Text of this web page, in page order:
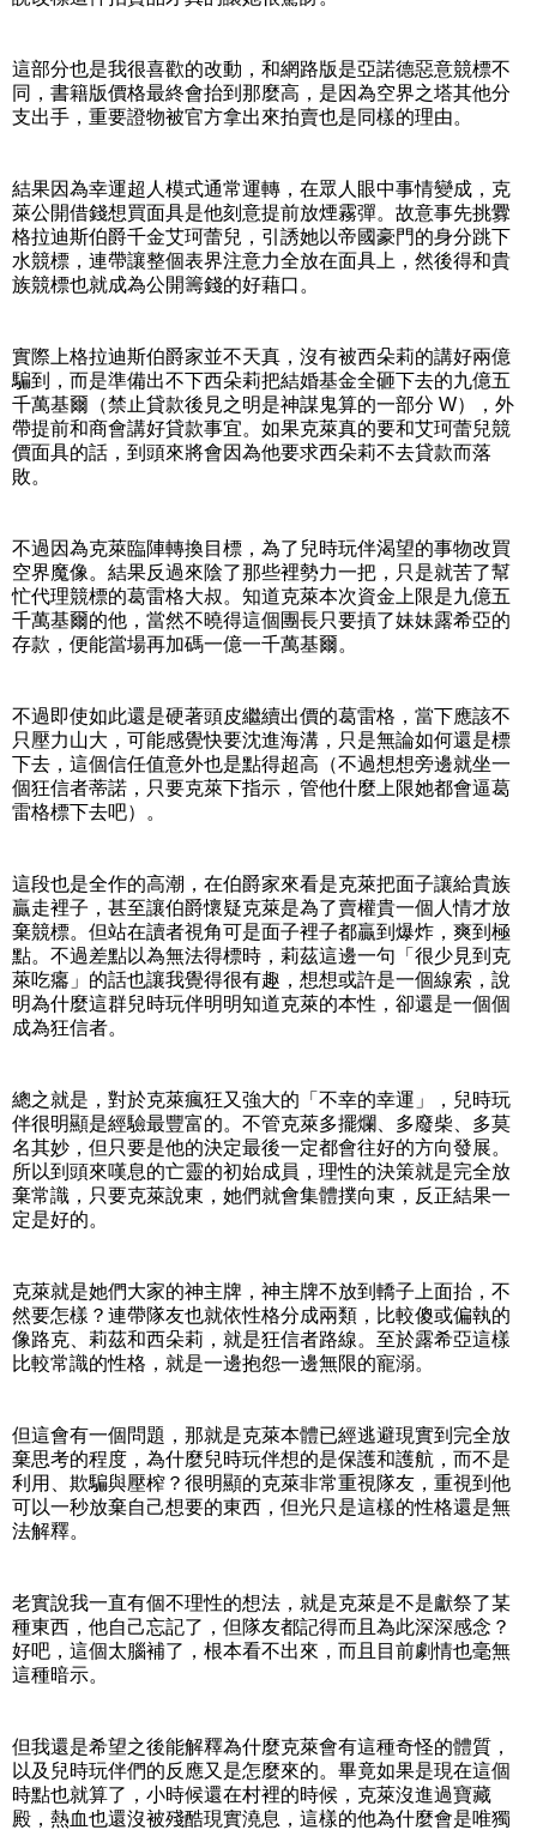
這部分也是我很喜歡的改動，和網路版是亞諾德惡意競標不
同，書籍版價格最終會抬到那麼高，是因為空界之塔其他分
支出手，重要證物被官方拿出來拍賣也是同樣的理由。
結果因為幸運超人模式通常運轉，在眾人眼中事情變成，克
萊公開借錢想買面具是他刻意提前放煙霧彈。故意事先挑釁
格拉迪斯伯爵千金艾珂蕾兒，引誘她以帝國豪門的身分跳下
水競標，連帶讓整個表界注意力全放在面具上，然後得和貴
族競標也就成為公開籌錢的好藉口。
實際上格拉迪斯伯爵家並不天真，沒有被西朵莉的講好兩億
騙到，而是準備出不下西朵莉把結婚基金全砸下去的九億五
千萬基爾（禁止貸款後見之明是神謀鬼算的一部分 W），外
帶提前和商會講好貸款事宜。如果克萊真的要和艾珂蕾兒競
價面具的話，到頭來將會因為他要求西朵莉不去貸款而落
敗。
不過因為克萊臨陣轉換目標，為了兒時玩伴渴望的事物改買
空界魔像。結果反過來陰了那些裡勢力一把，只是就苦了幫
忙代理競標的葛雷格大叔。知道克萊本次資金上限是九億五
千萬基爾的他，當然不曉得這個團長只要摃了妹妹露希亞的
存款，便能當場再加碼一億一千萬基爾。
不過即使如此還是硬著頭皮繼續出價的葛雷格，當下應該不
只壓力山大，可能感覺快要沈進海溝，只是無論如何還是標
下去，這個信任值意外也是點得超高（不過想想旁邊就坐一
個狂信者蒂諾，只要克萊下指示，管他什麼上限她都會逼葛
雷格標下去吧）。
這段也是全作的高潮，在伯爵家來看是克萊把面子讓給貴族
贏走裡子，甚至讓伯爵懷疑克萊是為了賣權貴一個人情才放
棄競標。但站在讀者視角可是面子裡子都贏到爆炸，爽到極
點。不過差點以為無法得標時，莉茲這邊一句「很少見到克
萊吃癟」的話也讓我覺得很有趣，想想或許是一個線索，說
明為什麼這群兒時玩伴明明知道克萊的本性，卻還是一個個
成為狂信者。
總之就是，對於克萊瘋狂又強大的「不幸的幸運」，兒時玩
伴很明顯是經驗最豐富的。不管克萊多擺爛、多廢柴、多莫
名其妙，但只要是他的決定最後一定都會往好的方向發展。
所以到頭來嘆息的亡靈的初始成員，理性的決策就是完全放
棄常識，只要克萊說東，她們就會集體撲向東，反正結果一
定是好的。
克萊就是她們大家的神主牌，神主牌不放到轎子上面抬，不
然要怎樣？連帶隊友也就依性格分成兩類，比較傻或偏執的
像路克、莉茲和西朵莉，就是狂信者路線。至於露希亞這樣
比較常識的性格，就是一邊抱怨一邊無限的寵溺。
但這會有一個問題，那就是克萊本體已經逃避現實到完全放
棄思考的程度，為什麼兒時玩伴想的是保護和護航，而不是
利用、欺騙與壓榨？很明顯的克萊非常重視隊友，重視到他
可以一秒放棄自己想要的東西，但光只是這樣的性格還是無
法解釋。
老實說我一直有個不理性的想法，就是克萊是不是獻祭了某
種東西，他自己忘記了，但隊友都記得而且為此深深感念？
好吧，這個太腦補了，根本看不出來，而且目前劇情也毫無
這種暗示。
但我還是希望之後能解釋為什麼克萊會有這種奇怪的體質，
以及兒時玩伴們的反應又是怎麼來的。畢竟如果是現在這個
時點也就算了，小時候還在村裡的時候，克萊沒進過寶藏
殿，熱血也還沒被殘酷現實澆息，這樣的他為什麼會是唯獨